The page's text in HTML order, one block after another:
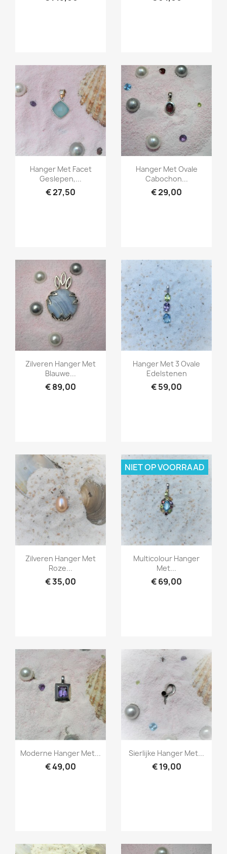
Snel bekijken
Hanger Met Facet
Geslepen,...
€ 27,50
Snel bekijken
Hanger Met Ovale
Cabochon...
€ 29,00
Snel bekijken
Zilveren Hanger Met
Blauwe...
€ 89,00
Snel bekijken
Hanger Met 3 Ovale
Edelstenen
€ 59,00
Snel bekijken
Zilveren Hanger Met
Roze...
€ 35,00
Snel bekijken
Multicolour Hanger
Met...
€ 69,00
NIET OP VOORRAAD
Snel bekijken
Moderne Hanger Met...
€ 49,00
Snel bekijken
Sierlijke Hanger Met...
€ 19,00